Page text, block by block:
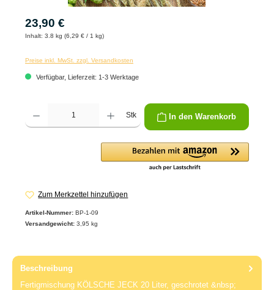
23,90 €
Inhalt: 3.8 kg (6,29 € / 1 kg)
Preise inkl. MwSt. zzgl. Versandkosten
Verfügbar, Lieferzeit: 1-3 Werktage
Produkt Anzahl: Gib den gewünschten Wert ein oder benutze die Schaltflächen um
Stk In den Warenkorb
Zum Merkzettel hinzufügen
Artikel-Nummer: BP-1-09
Versandgewicht: 3,95 kg
Beschreibung
Fertigmischung KÖLSCHE JECK 20 Liter, geschrotet &nbsp;